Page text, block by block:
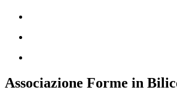
Associazione Forme in